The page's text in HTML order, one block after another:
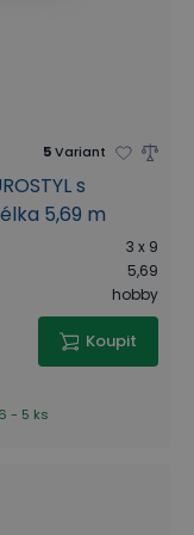
5Variant
s
5,69 m
3 x 9
5,69
hobby
Koupit
- 5 ks